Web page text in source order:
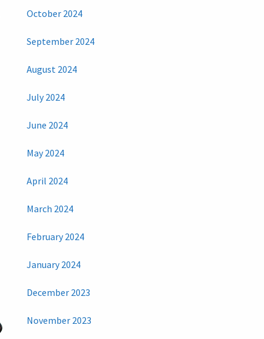
October 2024
September 2024
August 2024
July 2024
June 2024
May 2024
April 2024
March 2024
February 2024
January 2024
December 2023
November 2023